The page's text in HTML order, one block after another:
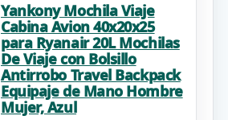
Yankony Mochila Viaje
Cabina Avion 40x20x25
para Ryanair 20L Mochilas
De Viaje con Bolsillo
Antirrobo Travel Backpack
Equipaje de Mano Hombre
Mujer, Azul